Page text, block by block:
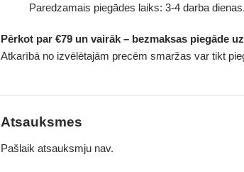
Paredzamais piegādes laiks: 3-4 darba dienas.
Pērkot par €79 un vairāk – bezmaksas piegāde
Atkarībā no izvēlētajām precēm smaržas var tikt
Atsauksmes
Pašlaik atsauksmju nav.